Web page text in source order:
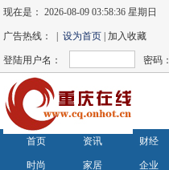
现在是：2026-08-09 03:58:36 星期日
广告热线： |设为首页 | 加入收藏
登陆用户名： 密码：
首页 资讯 财经
时尚 家居 企业